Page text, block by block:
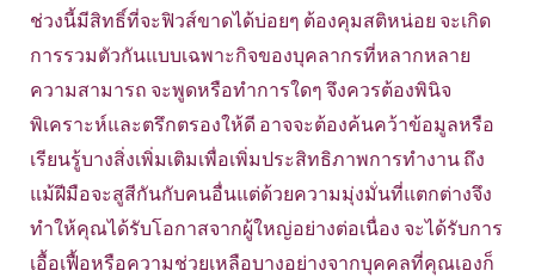
ช่วงนี้มีสิทธิ์ที่จะฟิวส์ขาดได้บ่อยๆ ต้องคุมสติหน่อย จะเกิด
การรวมตัวกันแบบเฉพาะกิจของบุคลากรที่หลากหลาย
ความสามารถ จะพูดหรือทำการใดๆ จึงควรต้องพินิจ
พิเคราะห์และตรึกตรองให้ดี อาจจะต้องค้นคว้าข้อมูลหรือ
เรียนรู้บางสิ่งเพิ่มเติมเพื่อเพิ่มประสิทธิภาพการทำงาน ถึง
แม้ฝีมือจะสูสีกันกับคนอื่นแต่ด้วยความมุ่งมั่นที่แตกต่างจึง
ทำให้คุณได้รับโอกาสจากผู้ใหญ่อย่างต่อเนื่อง จะได้รับการ
เอื้อเฟื้อหรือความช่วยเหลือบางอย่างจากบุคคลที่คุณเองก็